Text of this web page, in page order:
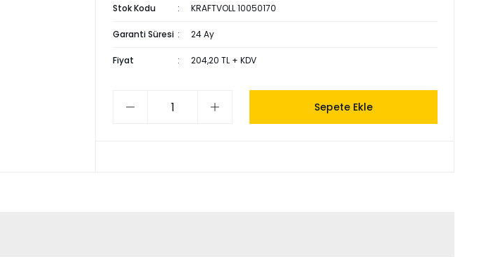
Stok Kodu KRAFTVOLL 10050170
Garanti Süresi 24 Ay
Fiyat 204,20 TL + KDV
Sepete Ekle